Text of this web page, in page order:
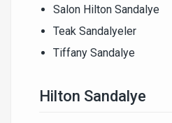
Salon Hilton Sandalye
Teak Sandalyeler
Tiffany Sandalye
Hilton Sandalye